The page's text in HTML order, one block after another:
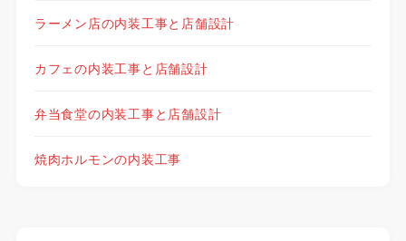
ラーメン店の内装工事と店舗設計
カフェの内装工事と店舗設計
弁当食堂の内装工事と店舗設計
焼肉ホルモンの内装工事